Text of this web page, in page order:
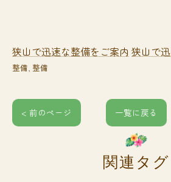
狭山で迅速な整備をご案内 狭山で
整備 整備
< 前のページ 一覧に戻る
関連タグ